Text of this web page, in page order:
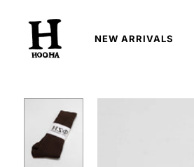
NEW ARRIVALS